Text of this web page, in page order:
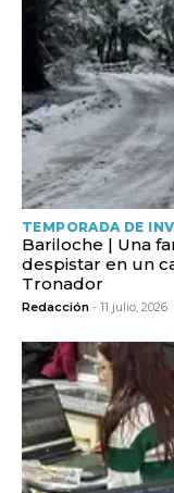
TEMPORADA DE
Bariloche | Una
despistar en un
Tronador
Redacción - 11 julio, 2026